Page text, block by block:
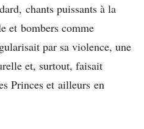
chants puissants à la
et bombers comme
par sa violence, une
et, surtout, faisait
Princes et ailleurs en